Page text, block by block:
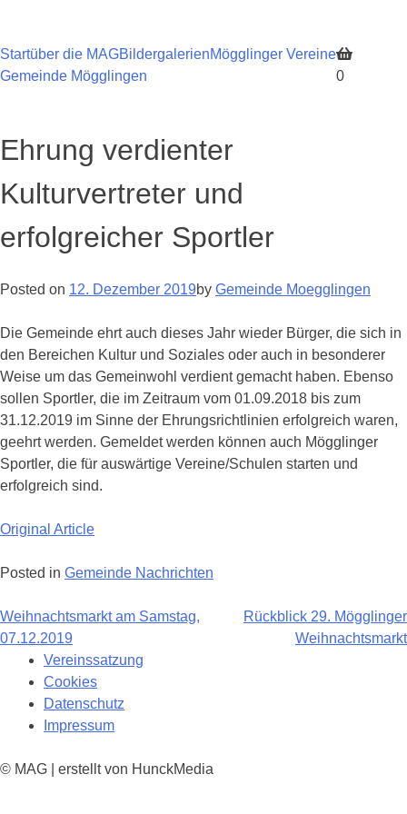
content
Startüber die MAGBildergalerienMögglinger Vereine
Gemeinde Mögglingen
0
Ehrung verdienter
Kulturvertreter und
erfolgreicher Sportler
Posted on 12. Dezember 2019by Gemeinde Moegglingen
Die Gemeinde ehrt auch dieses Jahr wieder Bürger, die sich in
den Bereichen Kultur und Soziales oder auch in besonderer
Weise um das Gemeinwohl verdient gemacht haben. Ebenso
sollen Sportler, die im Zeitraum vom 01.09.2018 bis zum
31.12.2019 im Sinne der Ehrungsrichtlinien erfolgreich waren,
geehrt werden. Gemeldet werden können auch Mögglinger
Sportler, die für auswärtige Vereine/Schulen starten und
erfolgreich sind.
Original Article
Posted in Gemeinde Nachrichten
Beitragsnavigation
Weihnachtsmarkt am Samstag,
07.12.2019
Rückblick 29. Mögglinger
Weihnachtsmarkt
Vereinssatzung
Cookies
Datenschutz
Impressum
© MAG | erstellt von HunckMedia